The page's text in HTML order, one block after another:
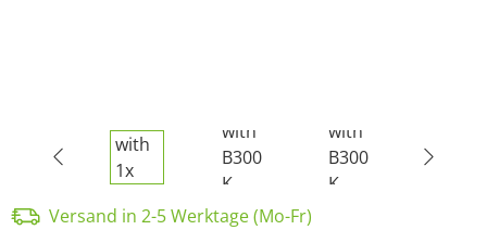
Versand in 2-5 Werktage (Mo-Fr)